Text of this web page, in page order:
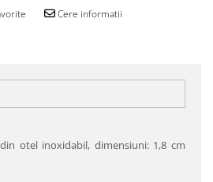
Cere informatii
otel inoxidabil, dimensiuni: 1,8 cm